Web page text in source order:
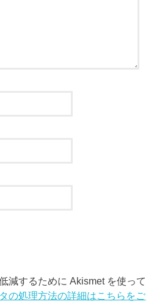
減するために Akismet を使って
の処理方法の詳細はこちらをご